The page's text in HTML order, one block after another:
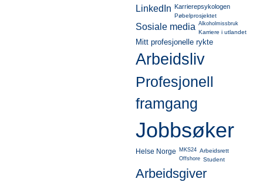
LinkedIn Karrierepsykologen
Pøbelprosjektet
Sosiale media Alkoholmissbruk
Karriere i utlandet
Mitt profesjonelle rykte
Arbeidsliv
Profesjonell
framgang
Jobbsøker
Helse Norge MKS24 Arbeidsrett
Offshore Student
Arbeidsgiver